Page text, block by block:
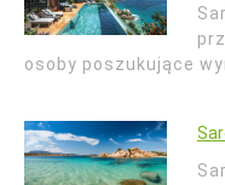
osoby poszukujące